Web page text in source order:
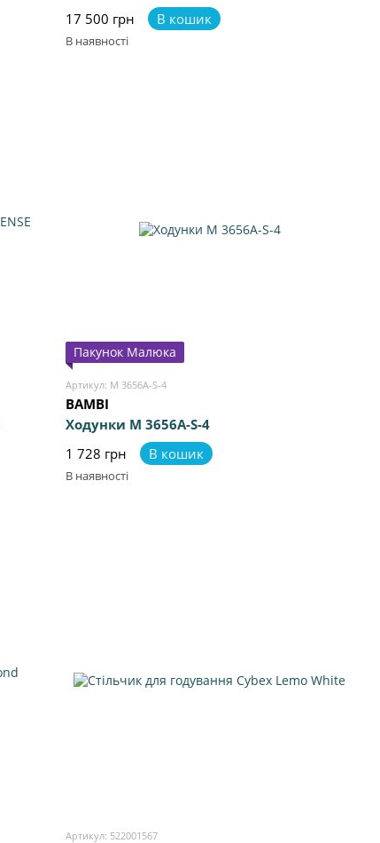
17 500 грн
В кошик
В наявності
Пакунок Малюка
Артикул: M 3656A-S-4
BAMBI
Ходунки M 3656A-S-4
1 728 грн
В кошик
В наявності
Артикул: 522001567